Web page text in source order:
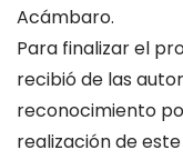
Acámbaro.
Para finalizar el
recibió de las
reconocimiento
realización de